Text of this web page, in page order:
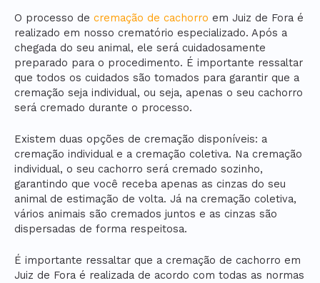
O processo de cremação de cachorro em Juiz de Fora é
realizado em nosso crematório especializado. Após a
chegada do seu animal, ele será cuidadosamente
preparado para o procedimento. É importante ressaltar
que todos os cuidados são tomados para garantir que a
cremação seja individual, ou seja, apenas o seu cachorro
será cremado durante o processo.
Existem duas opções de cremação disponíveis: a
cremação individual e a cremação coletiva. Na cremação
individual, o seu cachorro será cremado sozinho,
garantindo que você receba apenas as cinzas do seu
animal de estimação de volta. Já na cremação coletiva,
vários animais são cremados juntos e as cinzas são
dispersadas de forma respeitosa.
É importante ressaltar que a cremação de cachorro em
Juiz de Fora é realizada de acordo com todas as normas